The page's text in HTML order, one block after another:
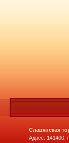
Славянская
Адрес: 141400,